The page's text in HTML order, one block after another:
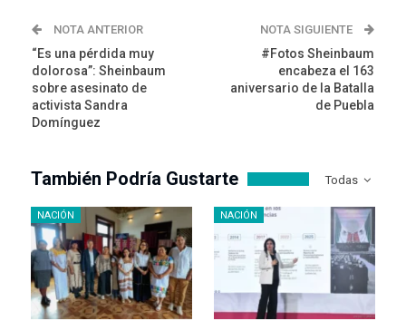
NOTA ANTERIOR
“Es una pérdida muy
dolorosa”: Sheinbaum
sobre asesinato de
activista Sandra
Domínguez
NOTA SIGUIENTE
#Fotos Sheinbaum
encabeza el 163
aniversario de la Batalla
de Puebla
Todas
También Podría Gustarte
NACIÓN NACIÓN